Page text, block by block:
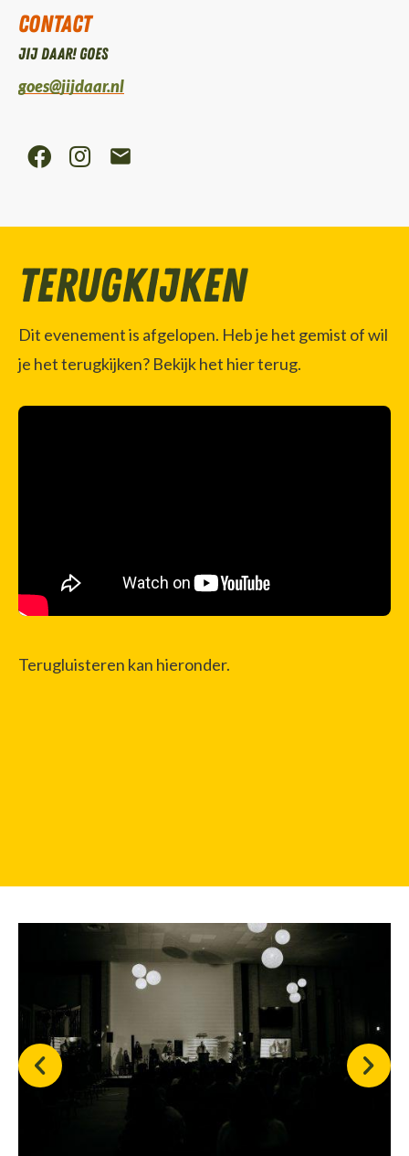
Contact
Jij daar! Goes
goes@jijdaar.nl
Terugkijken
Dit evenement is afgelopen. Heb je het gemist of wil
je het terugkijken? Bekijk het hier terug.
Terugluisteren kan hieronder.